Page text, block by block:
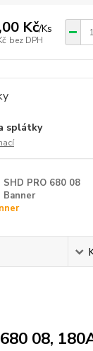
Kč/Ks
bez DPH
splátky
SHD PRO 680 08
Banner
08,